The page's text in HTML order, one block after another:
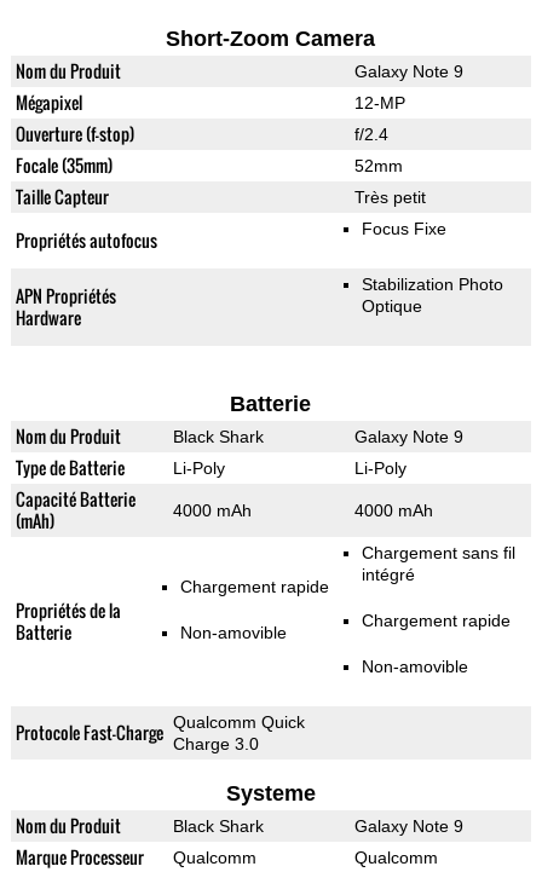
Short-Zoom Camera
Nom du Produit Galaxy Note 9
Mégapixel 12-MP
Ouverture (f-stop) f/2.4
Focale (35mm) 52mm
Taille Capteur Très petit
Propriétés autofocus Focus Fixe
APN Propriétés
Hardware
Stabilization Photo
Optique
Batterie
Nom du Produit Black Shark Galaxy Note 9
Type de Batterie Li-Poly Li-Poly
Capacité Batterie
(mAh)
4000 mAh 4000 mAh
Propriétés de la
Batterie
Chargement rapide
Non-amovible
Chargement sans fil
intégré
Chargement rapide
Non-amovible
Protocole Fast-Charge Qualcomm Quick
Charge 3.0
Systeme
Nom du Produit Black Shark Galaxy Note 9
Marque Processeur Qualcomm Qualcomm